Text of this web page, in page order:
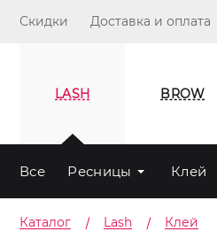
Скидки Доставка и оплата
LASH BROW
Все Ресницы Клей
Каталог Lash Клей